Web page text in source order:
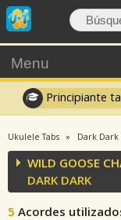
Menu
Principiante
Ukulele Tabs Dark Dark
WILD GOOSE
DARK DARK
5 Acordes